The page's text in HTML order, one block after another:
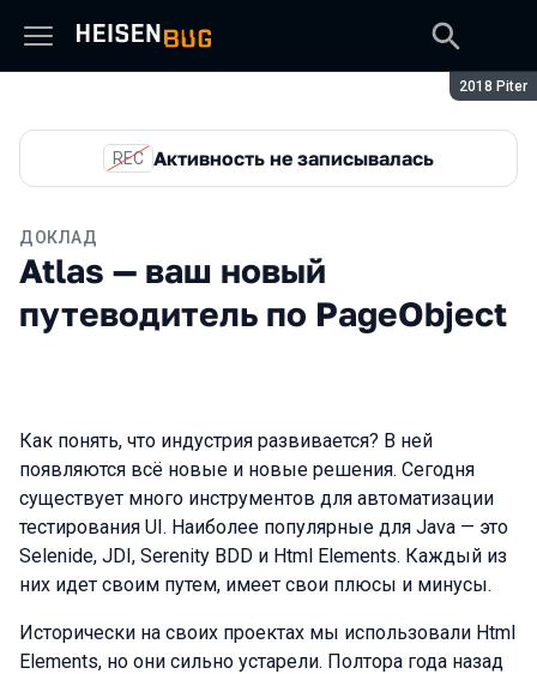
Сезон:
2018 Piter
REC Активность не записывалась
ДОКЛАД
Atlas — ваш новый
путеводитель по PageObject
Как понять, что индустрия развивается? В ней
появляются всё новые и новые решения. Сегодня
существует много инструментов для автоматизации
тестирования UI. Наиболее популярные для Java — это
Selenide, JDI, Serenity BDD и Html Elements. Каждый из
них идет своим путем, имеет свои плюсы и минусы.
Исторически на своих проектах мы использовали Html
Elements, но они сильно устарели. Полтора года назад